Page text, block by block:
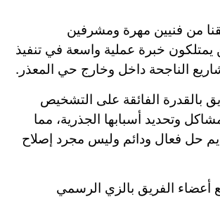
من فنيين مهرة ومشرفين
خبرة عملية واسعة في تنفيذ
الناجحة داخل وخارج حي المعذر.
بالقدرة الفائقة على التشخيص
وتحديد أسبابها الجذرية، مما
حل فعال ودائم وليس مجرد إصلاح
أعضاء الفريق بالزي الرسمي